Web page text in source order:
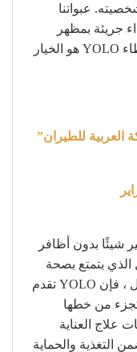
عبواتنا
جريئة بمظهر
عصري يتميز بشعارنا الأيقوني. يظل غطاء YOLO هو الخيار
للطيران”
شيئًا بدون أظافر
الذي يتمتع بصحة
جيدة هو عميل سعيد على المدى الطويل ، فإن YOLO تقدم
من خطها
علاج العناية
محددة تضمن التغذية والحماية